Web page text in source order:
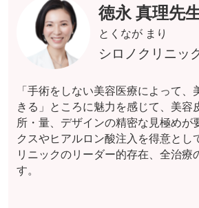
徳永 真理先
とくなが まり
シロノクリニッ
「手術をしない美容医療によって
きる」ところに魅力を感じて、美容
所・量、デザインの精密な見極めが
クスやヒアルロン酸注入を得意とし
リニックのリーダー的存在、全治療
す。